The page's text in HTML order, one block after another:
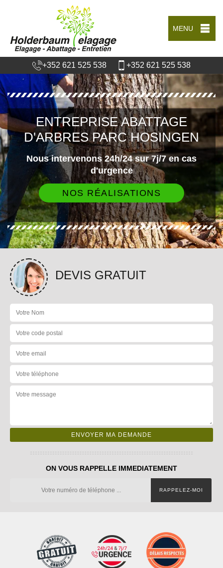
MENU
+352 621 525 538 +352 621 525 538
ENTREPRISE ABATTAGE
D'ARBRES PARC HOSINGEN
Nous intervenons 24h/24 sur 7j/7 en cas
d'urgence
NOS RÉALISATIONS
DEVIS GRATUIT
ON VOUS RAPPELLE IMMEDIATEMENT